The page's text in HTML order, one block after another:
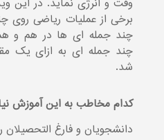
برخی از عملیات ریاضی
چند جمله ای ها در هم و
چند جمله ای به ازای یک
شد.
کدام مخاطب به این آموزش
دانشجویان و فارغ التحصیلان